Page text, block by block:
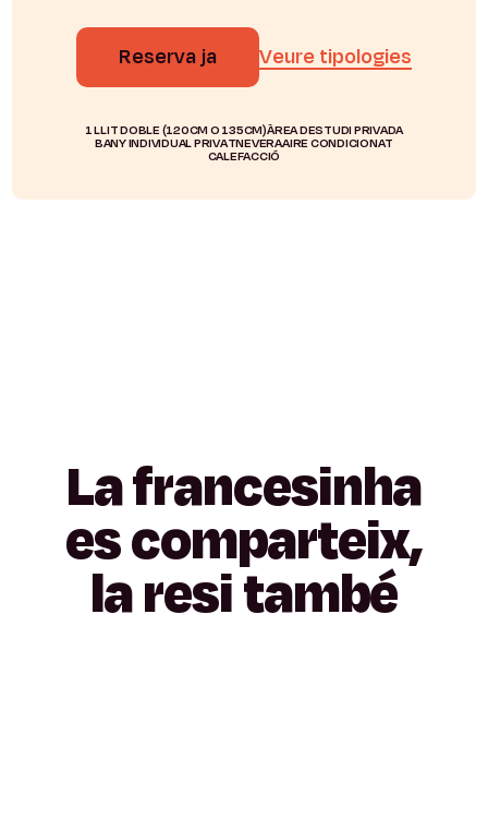
Reserva ja Veure tipologies
1 LLIT DOBLE (120CM O 135CM)ÀREA DESTUDI PRIVADA
BANY INDIVIDUAL PRIVATNEVERAAIRE CONDICIONAT
CALEFACCIÓ
Lafrancesinha
escomparteix,
laresitambé